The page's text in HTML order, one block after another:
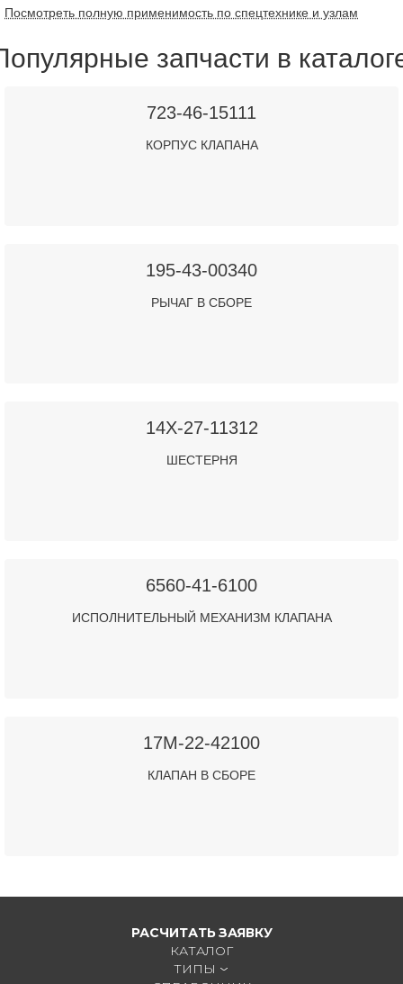
Посмотреть полную применимость по спецтехнике и узлам
запчасти в
723-46-15111
КОРПУС КЛАПАНА
195-43-00340
РЫЧАГ В СБОРЕ
14X-27-11312
ШЕСТЕРНЯ
6560-41-6100
ИСПОЛНИТЕЛЬНЫЙ МЕХАНИЗМ КЛАПАНА
17M-22-42100
КЛАПАН В СБОРЕ
РАСЧИТАТЬ ЗАЯВКУ
КАТАЛОГ
ТИПЫ